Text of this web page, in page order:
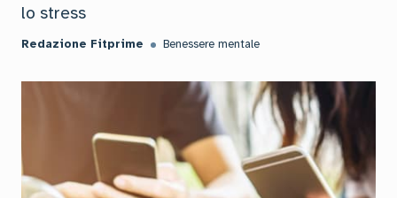
lo stress
Redazione Fitprime Benessere mentale